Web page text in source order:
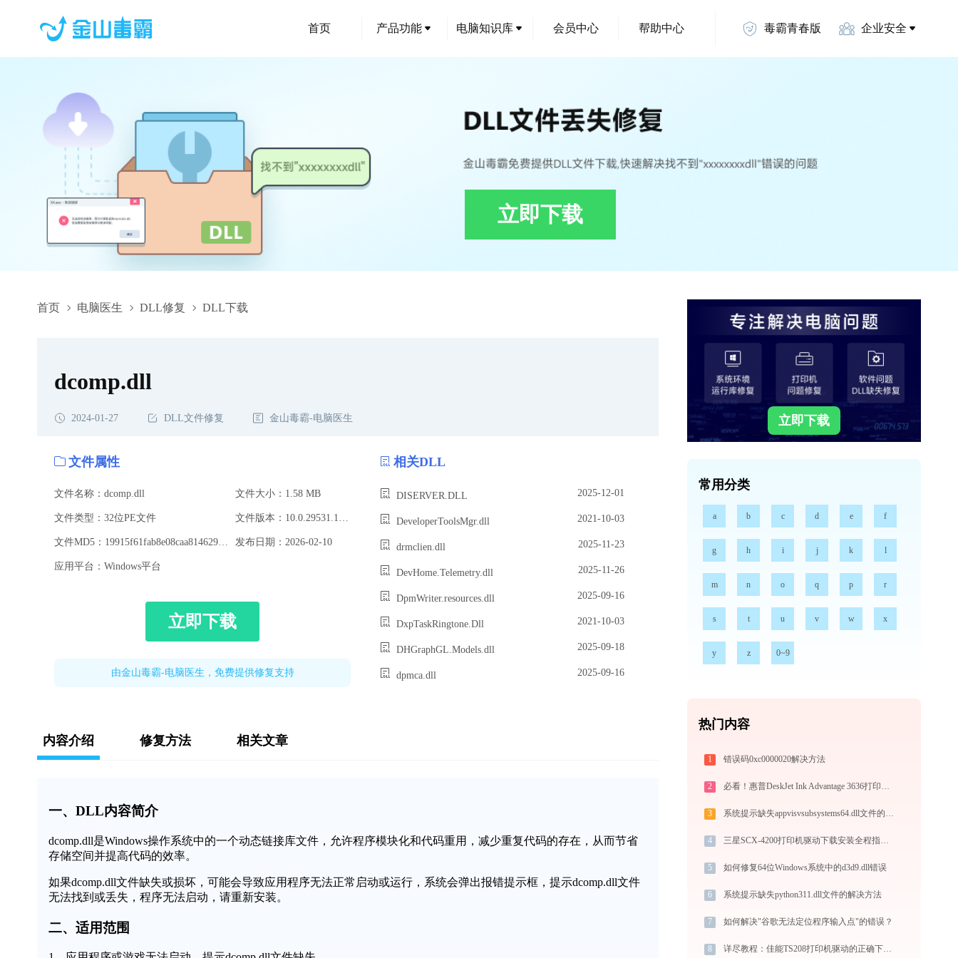
首页 产品功能 电脑知识库 会员中心 帮助中心 毒霸青春版 企业安全
立即下载
首页 电脑医生 DLL修复 DLL下载
dcomp.dll,dcomp.dll下载,dcomp.dll修复
dcomp.dll
2024-01-27 DLL文件修复 金山毒霸-电脑医生
文件属性
文件名称：dcomp.dll 文件大小：1.58 MB
文件类型：32位PE文件
发布日期：2026-02-10
应用平台：Windows平台
立即下载
由金山毒霸-电脑医生，免费提供修复支持
相关DLL
DISERVER.DLL 2025-12-01
DeveloperToolsMgr.dll 2021-10-03
drmclien.dll 2025-11-23
DevHome.Telemetry.dll 2025-11-26
DpmWriter.resources.dll 2025-09-16
DxpTaskRingtone.Dll 2021-10-03
DHGraphGL.Models.dll 2025-09-18
dpmca.dll 2025-09-16
内容介绍 修复方法 相关文章
一、DLL内容简介
dcomp.dll是Windows操作系统中的一个动态链接库文件，允许程序模块化和代码重用，减少重复代码的存在，从而节省
存储空间并提高代码的效率。
如果dcomp.dll文件缺失或损坏，可能会导致应用程序无法正常启动或运行，系统会弹出报错提示框，提示dcomp.dll文件
无法找到或丢失，程序无法启动，请重新安装。
二、适用范围
立即下载
常用分类
a b c d e f
g h i j k l
m n o q p r
s t u v w x
y z 0~9
热门内容
1 错误码0xc0000020解决方法
2 必看！惠普DeskJet Ink Advantage 3636打印机驱动下载与安装的正确姿势
3 系统提示缺失appvisvsubsystems64.dll文件的解决方法
4 三星SCX-4200打印机驱动下载安装全程指导，轻松解决打印问题
5 如何修复64位Windows系统中的d3d9.dll错误
6 系统提示缺失python311.dll文件的解决方法
7 如何解决"谷歌无法定位程序输入点"的错误？
8 详尽教程：佳能TS208打印机驱动的正确下载与安装方式